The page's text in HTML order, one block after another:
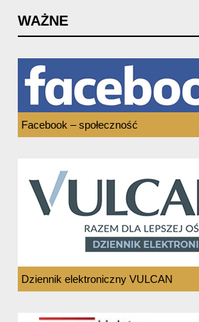
WAŻNE
Facebook – społeczność
Dziennik elektroniczny VULCAN